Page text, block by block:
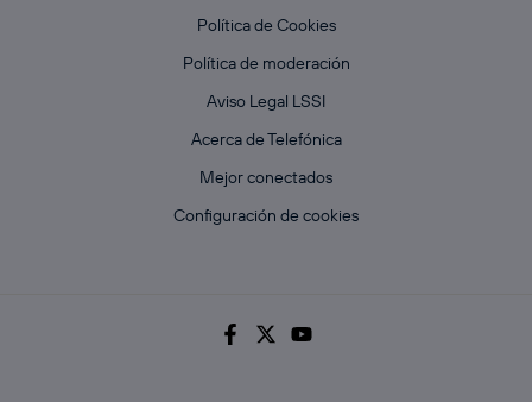
Política de Cookies
Política de moderación
Aviso Legal LSSI
Acerca de Telefónica
Mejor conectados
Configuración de cookies